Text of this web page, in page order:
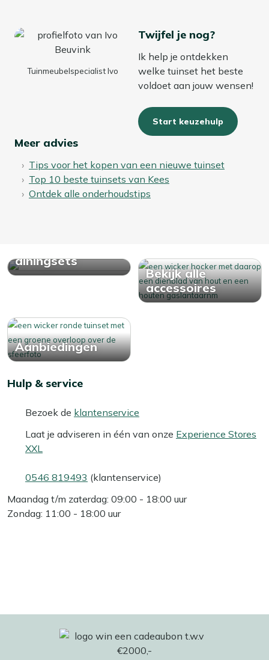
Tuinmeubelspecialist Ivo
Twijfel je nog?
Ik help je ontdekken
welke tuinset het beste
voldoet aan jouw wensen!
Start keuzehulp
Meer advies
Tips voor het kopen van een nieuwe tuinset
Top 10 beste tuinsets van Kees
Ontdek alle onderhoudstips
diningsets
Bekijk alle
accessoires
Aanbiedingen
Hulp & service
Bezoek de klantenservice
Laat je adviseren in één van onze Experience Stores
XXL
0546 819493 (klantenservice)
Maandag t/m zaterdag: 09:00 - 18:00 uur
Zondag: 11:00 - 18:00 uur